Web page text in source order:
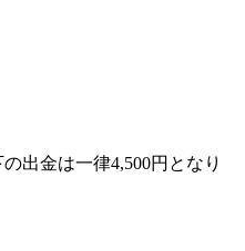
出金は一律4,500円となり